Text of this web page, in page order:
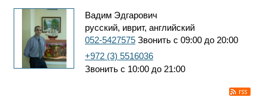
Вадим Эдгарович
русский, иврит, английский
052-5427575 Звонить с 09:00 до 20:00
+972 (3) 5516036
Звонить с 10:00 до 21:00